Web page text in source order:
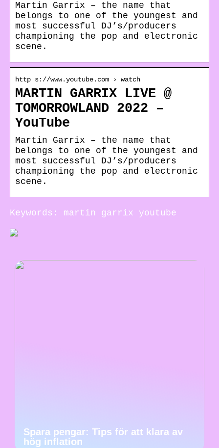
Martin Garrix – the name that
belongs to one of the youngest and
most successful DJ’s/producers
championing the pop and electronic
scene.
http s://www.youtube.com › watch
MARTIN GARRIX LIVE @
TOMORROWLAND 2022 –
YouTube
Martin Garrix – the name that
belongs to one of the youngest and
most successful DJ’s/producers
championing the pop and electronic
scene.
Keywords: martin garrix youtube
Spara pengar: Tips för att klara av
hög inflation